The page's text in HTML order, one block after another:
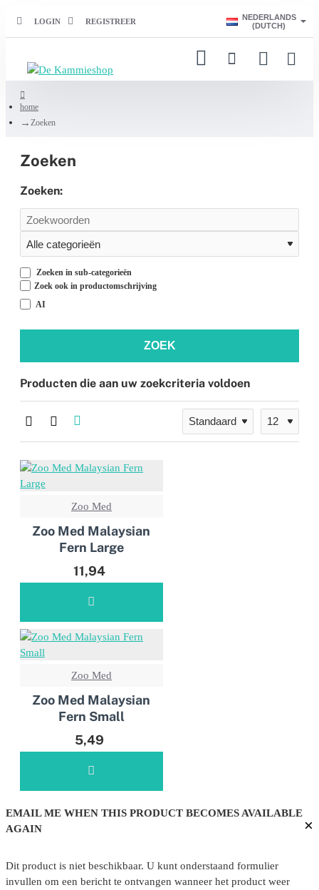
LOGIN REGISTREER
NEDERLANDS
(DUTCH)
home
Zoeken
Zoeken
Zoeken:
Zoeken in sub-categorieën
Zoek ook in productomschrijving
AI
ZOEK
Producten die aan uw zoekcriteria voldoen
Zoo Med
Zoo Med Malaysian
Fern Large
11,94
Zoo Med
Zoo Med Malaysian
Fern Small
5,49
×
EMAIL ME WHEN THIS PRODUCT BECOMES AVAILABLE
AGAIN
Dit product is niet beschikbaar. U kunt onderstaand formulier
invullen om een bericht te ontvangen wanneer het product weer